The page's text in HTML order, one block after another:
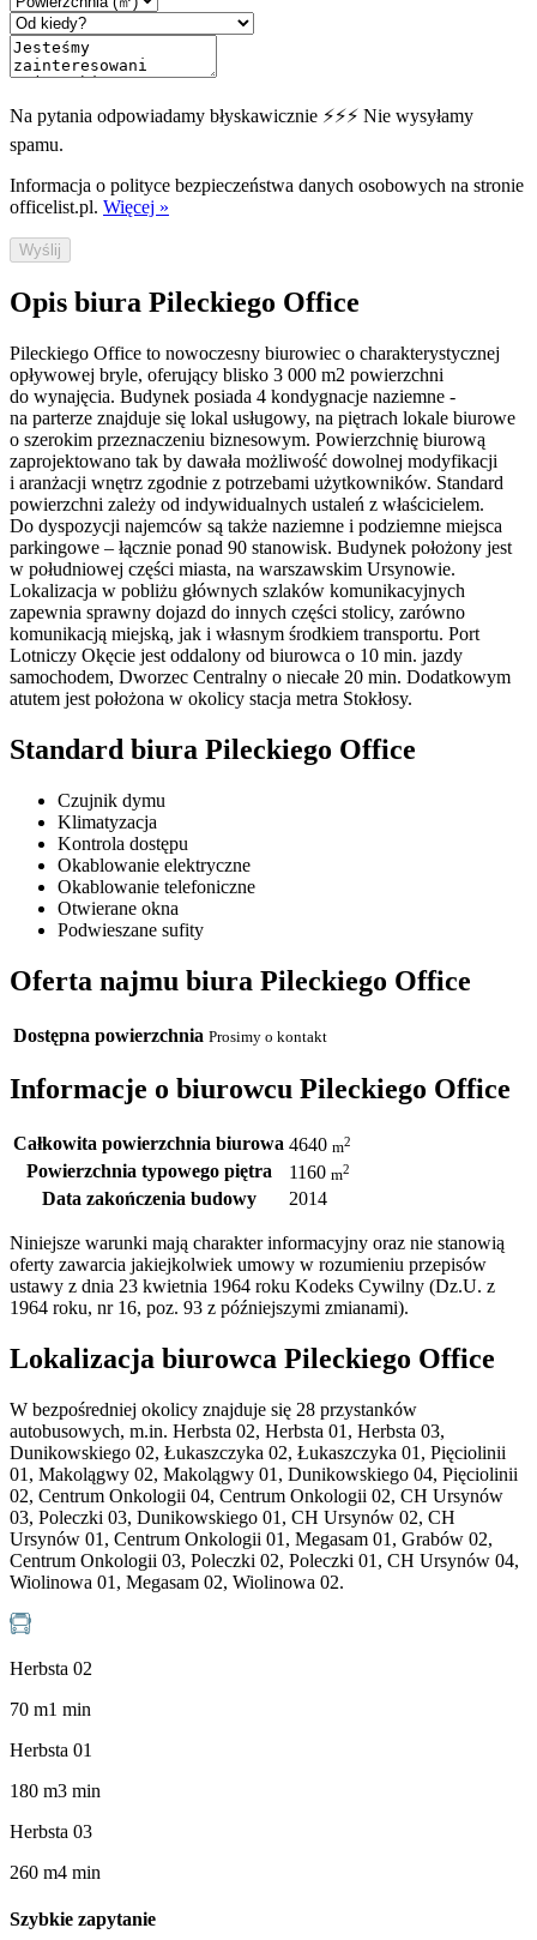
Na pytania odpowiadamy błyskawicznie ⚡⚡⚡ Nie wysyłamy
spamu.
Informacja o polityce bezpieczeństwa danych osobowych na stronie
officelist.pl. Więcej »
Wyślij
Opis biura Pileckiego Office
Pileckiego Office to nowoczesny biurowiec o charakterystycznej
opływowej bryle, oferujący blisko 3 000 m2 powierzchni
do wynajęcia. Budynek posiada 4 kondygnacje naziemne -
na parterze znajduje się lokal usługowy, na piętrach lokale biurowe
o szerokim przeznaczeniu biznesowym. Powierzchnię biurową
zaprojektowano tak by dawała możliwość dowolnej modyfikacji
i aranżacji wnętrz zgodnie z potrzebami użytkowników. Standard
powierzchni zależy od indywidualnych ustaleń z właścicielem.
Do dyspozycji najemców są także naziemne i podziemne miejsca
parkingowe – łącznie ponad 90 stanowisk. Budynek położony jest
w południowej części miasta, na warszawskim Ursynowie.
Lokalizacja w pobliżu głównych szlaków komunikacyjnych
zapewnia sprawny dojazd do innych części stolicy, zarówno
komunikacją miejską, jak i własnym środkiem transportu. Port
Lotniczy Okęcie jest oddalony od biurowca o 10 min. jazdy
samochodem, Dworzec Centralny o niecałe 20 min. Dodatkowym
atutem jest położona w okolicy stacja metra Stokłosy.
Standard biura Pileckiego Office
Czujnik dymu
Klimatyzacja
Kontrola dostępu
Okablowanie elektryczne
Okablowanie telefoniczne
Otwierane okna
Podwieszane sufity
Oferta najmu biura Pileckiego Office
Dostępna powierzchnia Prosimy o kontakt
Informacje o biurowcu Pileckiego Office
Całkowita powierzchnia biurowa 4640 m2
Powierzchnia typowego piętra 1160 m2
Data zakończenia budowy 2014
Niniejsze warunki mają charakter informacyjny oraz nie stanowią
oferty zawarcia jakiejkolwiek umowy w rozumieniu przepisów
ustawy z dnia 23 kwietnia 1964 roku Kodeks Cywilny (Dz.U. z
1964 roku, nr 16, poz. 93 z późniejszymi zmianami).
Lokalizacja biurowca Pileckiego Office
W bezpośredniej okolicy znajduje się 28 przystanków
autobusowych, m.in. Herbsta 02, Herbsta 01, Herbsta 03,
Dunikowskiego 02, Łukaszczyka 02, Łukaszczyka 01, Pięciolinii
01, Makolągwy 02, Makolągwy 01, Dunikowskiego 04, Pięciolinii
02, Centrum Onkologii 04, Centrum Onkologii 02, CH Ursynów
03, Poleczki 03, Dunikowskiego 01, CH Ursynów 02, CH
Ursynów 01, Centrum Onkologii 01, Megasam 01, Grabów 02,
Centrum Onkologii 03, Poleczki 02, Poleczki 01, CH Ursynów 04,
Wiolinowa 01, Megasam 02, Wiolinowa 02.
Herbsta 02
70 m1 min
Herbsta 01
180 m3 min
Herbsta 03
260 m4 min
Szybkie zapytanie